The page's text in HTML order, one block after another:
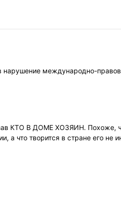
нарушение международно-
КТО В ДОМЕ ХОЗЯИН. Похоже,
а что творится в стране его не